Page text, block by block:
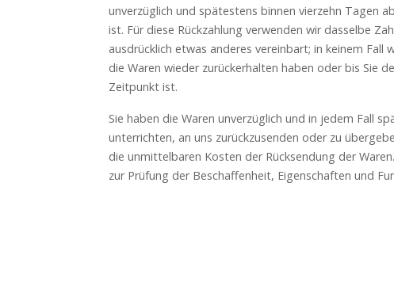
unverzüglich und spätestens binnen vierzehn Tagen
ist. Für diese Rückzahlung verwenden wir dasselbe
ausdrücklich etwas anderes vereinbart; in keinem Fall
die Waren wieder zurückerhalten haben oder bis Sie
Zeitpunkt ist.
Sie haben die Waren unverzüglich und in jedem Fall
unterrichten, an uns zurückzusenden oder zu
die unmittelbaren Kosten der Rücksendung der
zur Prüfung der Beschaffenheit, Eigenschaften und